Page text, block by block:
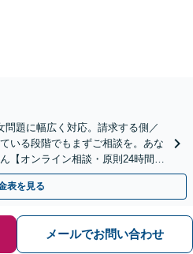
問題に幅広く対応。請求する側／
いる段階でもまずご相談を。あな
【オンライン相談・原則24時間以
表を見る
メールでお問い合わせ